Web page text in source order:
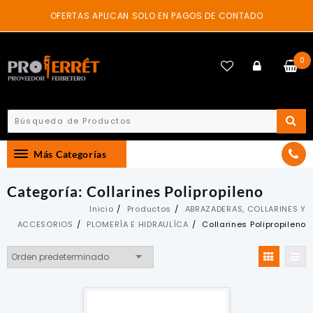
content
OFERTAS APLICAN SOLO EN PAGOS DE CONTADO
0
Más Categorías
Categoría: Collarines Polipropileno
Inicio Productos
ABRAZADERAS, COLLARINES Y
ACCESORIOS
PLOMERÍA E HIDRAULÍCA Collarines Polipropileno